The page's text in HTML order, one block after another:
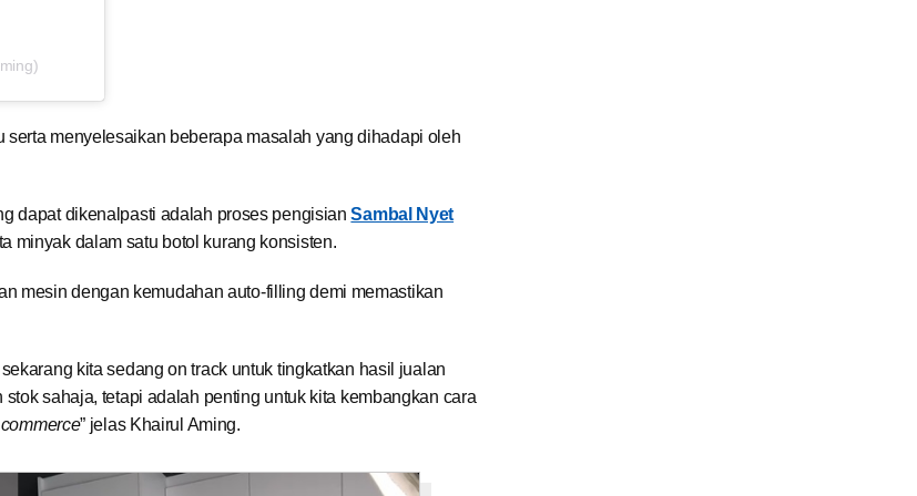
menyelesaikan beberapa masalah yang dihadapi oleh
dapat dikenalpasti adalah proses pengisianSambal Nyet
minyak dalam satu botol kurang konsisten.
mesin dengan kemudahan auto-filling demi memastikan
kita sedang on track untuk tingkatkan hasil jualan
sahaja, tetapi adalah penting untuk kita kembangkan cara
” jelas Khairul Aming.